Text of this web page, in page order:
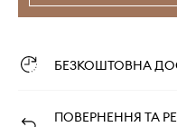
БЕЗКОШТОВНА
ПОВЕРНЕННЯ ТА